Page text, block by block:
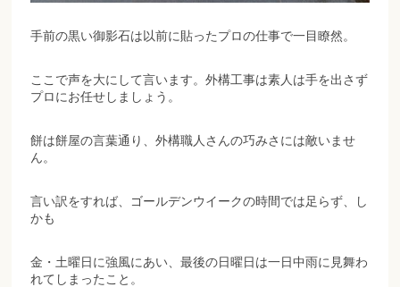
手前の黒い御影石は以前に貼ったプロの仕事で一目瞭然。
ここで声を大にして言います。外構工事は素人は手を出さず
プロにお任せしましょう。
餅は餅屋の言葉通り、外構職人さんの巧みさには敵いませ
ん。
言い訳をすれば、ゴールデンウイークの時間では足らず、し
かも
金・土曜日に強風にあい、最後の日曜日は一日中雨に見舞わ
れてしまったこと。